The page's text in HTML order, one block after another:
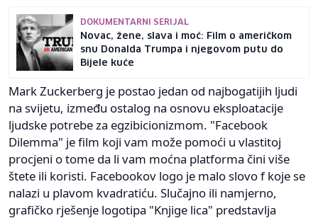
DOKUMENTARNI SERIJAL
Novac, žene, slava i moć: Film o američkom
snu Donalda Trumpa i njegovom putu do
Bijele kuće
Mark Zuckerberg je postao jedan od najbogatijih ljudi
na svijetu, između ostalog na osnovu eksploatacije
ljudske potrebe za egzibicionizmom. "Facebook
Dilemma" je film koji vam može pomoći u vlastitoj
procjeni o tome da li vam moćna platforma čini više
štete ili koristi. Facebookov logo je malo slovo f koje se
nalazi u plavom kvadratiću. Slučajno ili namjerno,
grafičko rješenje logotipa "Knjige lica" predstavlja